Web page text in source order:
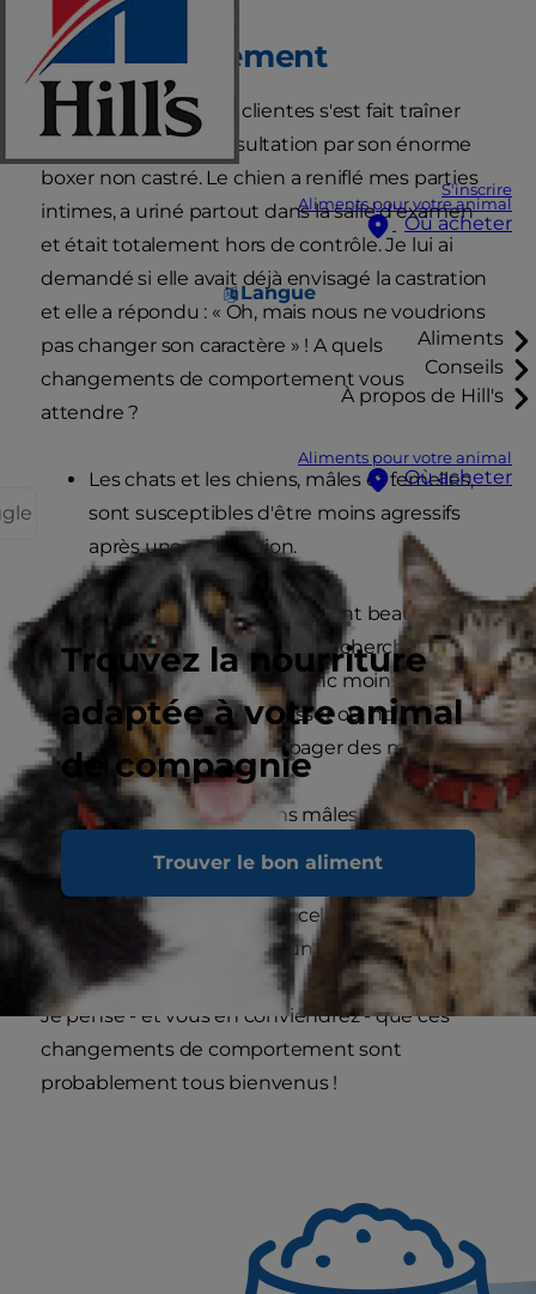
S'inscrire
Aliments pour votre animal
Où acheter
Langue
Aliments
Conseils
À propos de Hill's
Aliments pour votre animal
Où acheter
Trouvez la nourriture
adaptée à votre animal
de compagnie
Trouver le bon aliment
Le comportement
Une fois, une de mes clientes s'est fait traîner
dans ma salle de consultation par son énorme
boxer non castré. Le chien a reniflé mes parties
intimes, a uriné partout dans la salle d'examen
et était totalement hors de contrôle. Je lui ai
demandé si elle avait déjà envisagé la castration
et elle a répondu : « Oh, mais nous ne voudrions
pas changer son caractère » ! A quels
changements de comportement vous
attendre ?
Les chats et les chiens, mâles et femelles,
sont susceptibles d'être moins agressifs
après une stérilisation.
Les mâles, en particulier, sont beaucoup
moins enclins à errer à la recherche d'une
compagne. Ils seront donc moins
susceptibles de se blesser ou, notamment
pour les chats, de propager des maladies.
Les chats et les chiens mâles qui ne sont
pas castrés urinent dans de nombreux
peut être gênant que cela ait lieu chez
vous ou chez quelqu'un d'autre !
Je pense - et vous en conviendrez - que ces
changements de comportement sont
probablement tous bienvenus !